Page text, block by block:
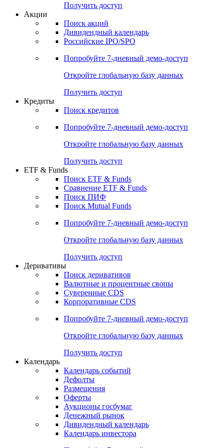
Получить доступ
Акции
Поиск акций
Дивидендный календарь
Российские IPO/SPO
Попробуйте 7-дневный демо-доступ
Откройте глобальную базу данных
Получить доступ
Кредиты
Поиск кредитов
Попробуйте 7-дневный демо-доступ
Откройте глобальную базу данных
Получить доступ
ETF & Funds
Поиск ETF & Funds
Сравнение ETF & Funds
Поиск ПИФ
Поиск Mutual Funds
Попробуйте 7-дневный демо-доступ
Откройте глобальную базу данных
Получить доступ
Деривативы
Поиск деривативов
Валютные и процентные свопы
Суверенные CDS
Корпоративные CDS
Попробуйте 7-дневный демо-доступ
Откройте глобальную базу данных
Получить доступ
Календарь
Календарь событий
Дефолты
Размещения
Оферты
Аукционы госбумаг
Денежный рынок
Дивидендный календарь
Календарь инвестора